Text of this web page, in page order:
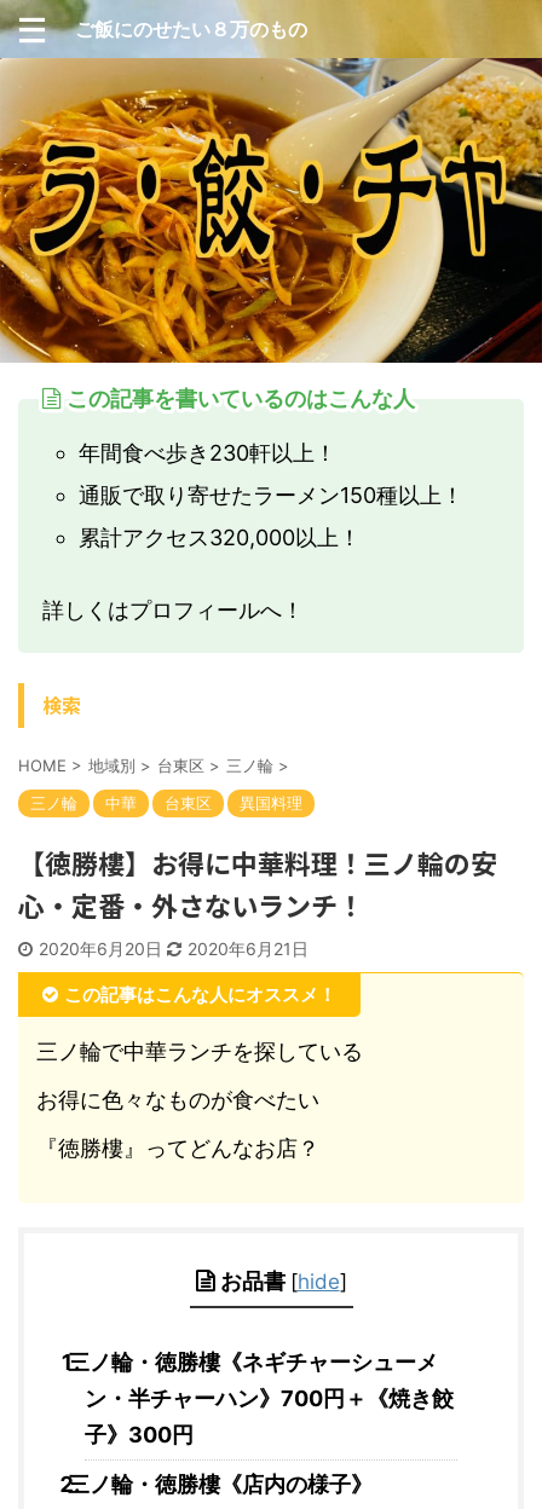
ご飯にのせたい８万のもの
この記事を書いているのはこんな人
年間食べ歩き230軒以上！
通販で取り寄せたラーメン150種以上！
累計アクセス320,000以上！
詳しくはプロフィールへ！
検索
HOME > 地域別 > 台東区 > 三ノ輪 >
三ノ輪
中華 台東区 異国料理
【徳勝樓】お得に中華料理！三ノ輪の安
心・定番・外さないランチ！
2020年6月20日 2020年6月21日
この記事はこんな人にオススメ！
三ノ輪で中華ランチを探している
お得に色々なものが食べたい
『徳勝樓』ってどんなお店？
お品書 [hide]
三ノ輪・徳勝樓《ネギチャーシューメ
ン・半チャーハン》700円＋《焼き餃
子》300円
三ノ輪・徳勝樓《店内の様子》